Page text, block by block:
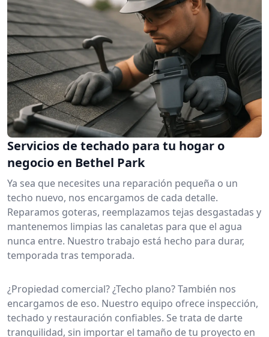
Servicios de techado para tu hogar o
negocio en Bethel Park
Ya sea que necesites una reparación pequeña o un
techo nuevo, nos encargamos de cada detalle.
Reparamos goteras, reemplazamos tejas desgastadas y
mantenemos limpias las canaletas para que el agua
nunca entre. Nuestro trabajo está hecho para durar,
temporada tras temporada.
¿Propiedad comercial? ¿Techo plano? También nos
encargamos de eso. Nuestro equipo ofrece inspección,
techado y restauración confiables. Se trata de darte
tranquilidad, sin importar el tamaño de tu proyecto en